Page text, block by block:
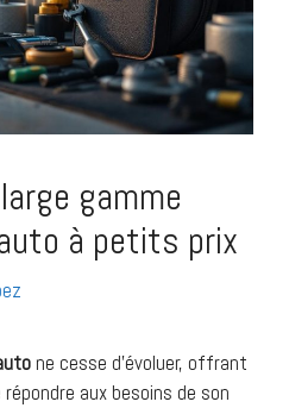
gamme
à petits prix
ne cesse d’évoluer, offrant
aux besoins de son